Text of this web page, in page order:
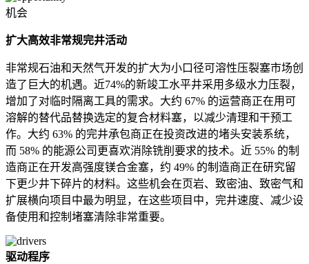
机会
扩大高效非常规完井活动
非常规石油和天然气开发的扩大为小口径可溶性压裂塞市场创
造了巨大的机遇。近74%的新竣工水平井采用多级水力压裂，
增加了对临时隔离工具的需求。大约 67% 的运营商正在用可
溶解的替代品替换选定的复合材料塞，以减少清理和干预工
作。大约 63% 的完井承包商正在投资改进的堵头安装系统，
而 58% 的能源公司更喜欢消除铣削要求的技术。近 55% 的制
造商正在开发高强度镁合金塞，约 49% 的制造商正在研究留
下更少井下碎片的材料。这些机会在页岩、致密油、致密气和
扩展横向项目中最为明显，在这些项目中，完井速度、减少设
备使用和控制堵塞清除非常重要。
驱动程序